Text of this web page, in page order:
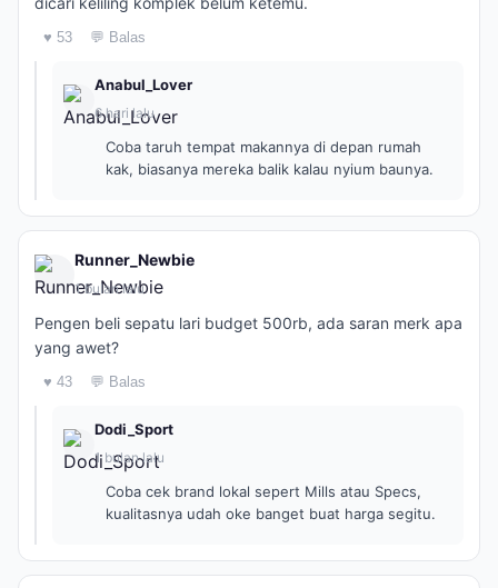
♥ 53 💬 Balas
Anabul_Lover
6 hari lalu
Coba taruh tempat makannya di depan rumah
kak, biasanya mereka balik kalau nyium baunya.
Runner_Newbie
1 bulan lalu
Pengen beli sepatu lari budget 500rb, ada saran merk apa
yang awet?
♥ 43 💬 Balas
Dodi_Sport
1 bulan lalu
Coba cek brand lokal sepert Mills atau Specs,
kualitasnya udah oke banget buat harga segitu.